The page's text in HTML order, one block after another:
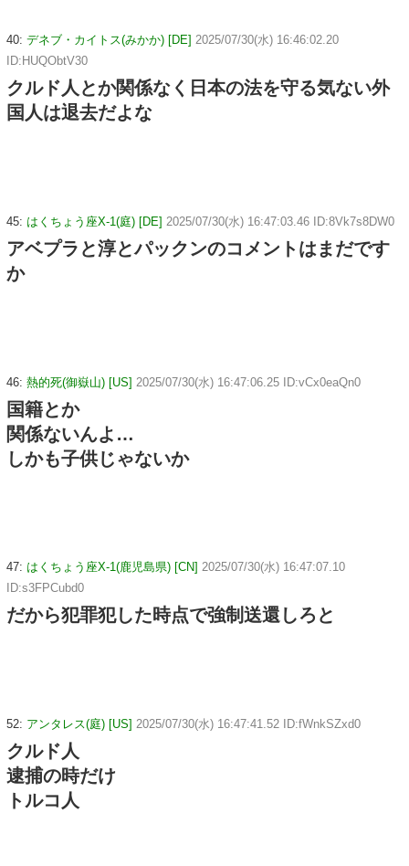
40: デネブ・カイトス(みかか) [DE] 2025/07/30(水) 16:46:02.20
ID:HUQObtV30
クルド人とか関係なく日本の法を守る気ない外
国人は退去だよな
45: はくちょう座X-1(庭) [DE] 2025/07/30(水) 16:47:03.46 ID:8Vk7s8DW0
アベプラと淳とパックンのコメントはまだです
か
46: 熱的死(御嶽山) [US] 2025/07/30(水) 16:47:06.25 ID:vCx0eaQn0
国籍とか
関係ないんよ…
しかも子供じゃないか
47: はくちょう座X-1(鹿児島県) [CN] 2025/07/30(水) 16:47:07.10
ID:s3FPCubd0
だから犯罪犯した時点で強制送還しろと
52: アンタレス(庭) [US] 2025/07/30(水) 16:47:41.52 ID:fWnkSZxd0
クルド人
逮捕の時だけ
トルコ人